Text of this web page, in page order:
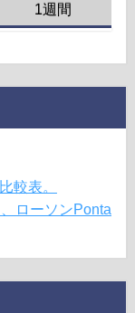
1週間
較表。
ローソンPonta